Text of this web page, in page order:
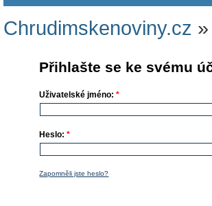
Chrudimskenoviny.cz
Přihlašte se ke svému
Uživatelské jméno:*
Heslo:*
Zapomněli jste heslo?